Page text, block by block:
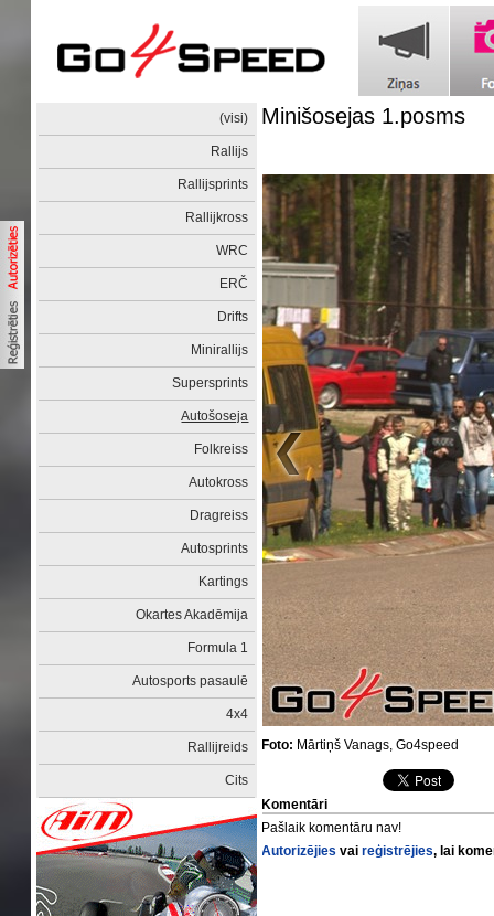
(visi)
Rallijs
Rallijsprints
Rallijkross
WRC
ERČ
Drifts
Minirallijs
Supersprints
Autošoseja
Folkreiss
Autokross
Dragreiss
Autosprints
Kartings
Okartes Akadēmija
Formula 1
Autosports pasaulē
4x4
Rallijreids
Cits
Minišosejas 1.posms
Foto: Mārtiņš Vanags, Go4speed
Komentāri
Pašlaik komentāru nav!
Autorizējies vaireģistrējies, lai